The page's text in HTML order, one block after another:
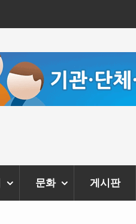
문화 게시판